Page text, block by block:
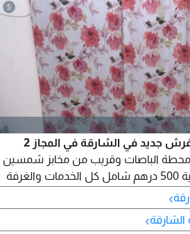
5
سكن شباب أول ساكن فرش جديد في الشارقة في المجاز 2
محطة الباصات وقريب من مخابز شمسين
إيجار شهري الغرفة الخماسية 500 درهم شامل كل الخدمات والغرفة
مع بلكونه 650 درهم شامل كل الخدمات ونظافة يوميه عامل
وبلكونه داخل الغرفة سكن نظيف
اتصال هاتفي وواتساب جاهز فورا
›
›